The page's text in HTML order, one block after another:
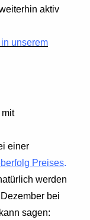
aktiv
in unserem
einer
Preises.
werden
bei
sagen: